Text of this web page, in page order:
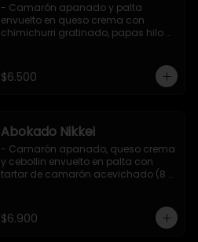
- Camarón apanado y palta
envuelto en queso crema con
chimichurri gratinado, papas hilo y
$6.500
Abokado Nikkei
- Camarón apanado, queso crema
y cebollin envuelto en palta con
tartar de camarón acevichado (8
$6.900